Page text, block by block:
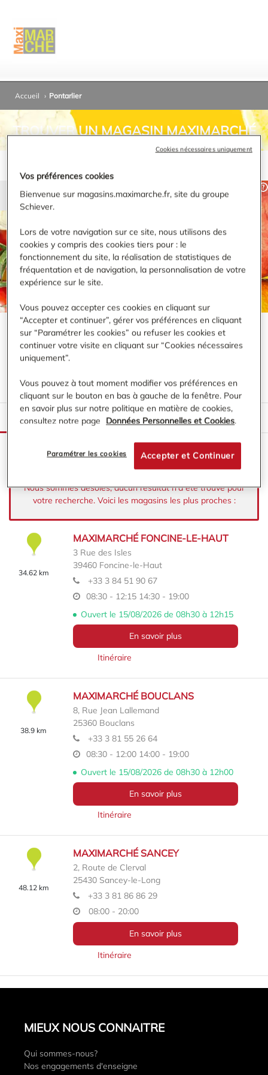
Accueil › Pontarlier
TROUVER UN MAGASIN MAXIMARCHÉ
Affiner ma recherche
VOTRE MAGASIN MAXIMARCHÉ À
PROXIMITÉ DE :
LISTE CARTE
Nous sommes désolés, aucun résultat n’a été trouvé pour
votre recherche. Voici les magasins les plus proches :
34.62 km
MAXIMARCHÉ FONCINE-LE-HAUT
3 Rue des Isles
39460 Foncine-le-Haut
+33 3 84 51 90 67
08:30 - 12:15 14:30 - 19:00
Ouvert le 15/08/2026 de 08h30 à 12h15
En savoir plus
Itinéraire
38.9 km
MAXIMARCHÉ BOUCLANS
8, Rue Jean Lallemand
25360 Bouclans
+33 3 81 55 26 64
08:30 - 12:00 14:00 - 19:00
Ouvert le 15/08/2026 de 08h30 à 12h00
En savoir plus
Itinéraire
48.12 km
MAXIMARCHÉ SANCEY
2, Route de Clerval
25430 Sancey-le-Long
+33 3 81 86 86 29
08:00 - 20:00
En savoir plus
Itinéraire
MIEUX NOUS CONNAITRE
Qui sommes-nous?
Nos engagements d'enseigne
Vos préférences cookies
Bienvenue sur magasins.maximarche.fr, site du groupe
Schiever.
Lors de votre navigation sur ce site, nous utilisons des
cookies y compris des cookies tiers pour : le
fonctionnement du site, la réalisation de statistiques de
fréquentation et de navigation, la personnalisation de votre
expérience sur le site.
Vous pouvez accepter ces cookies en cliquant sur
“Accepter et continuer”, gérer vos préférences en cliquant
sur “Paramétrer les cookies” ou refuser les cookies et
continuer votre visite en cliquant sur “Cookies nécessaires
uniquement”.
Vous pouvez à tout moment modifier vos préférences en
cliquant sur le bouton en bas à gauche de la fenêtre. Pour
en savoir plus sur notre politique en matière de cookies,
consultez notre page
Données Personnelles et Cookies.
Accepter et Continuer
Paramétrer les cookies
Cookies nécessaires uniquement